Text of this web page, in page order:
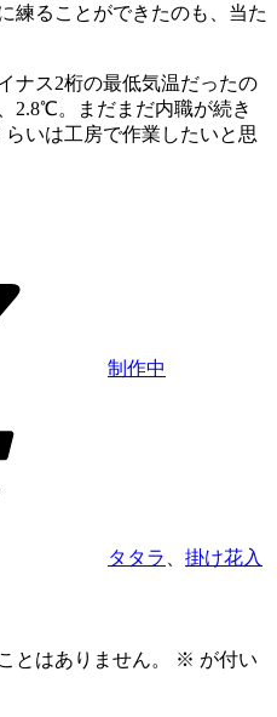
練ることができたのも、当た
ナス2桁の最低気温だったの
2.8℃。まだまだ内職が続き
いは工房で作業したいと思
制作中
タタラ 掛け花入
とはありません。 ※ が付い